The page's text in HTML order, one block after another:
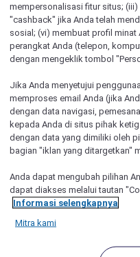
umum bersejarah: Trem 1
aperitif di teras atau
belanja Corso Buenos
perusahaan;
gym
spot terbatas, tidak dapat
mempersonalisasi fitur situs;
"cashback" jika Anda telah
sosial; (vi) membuat profil
perangkat Anda (telepon,
dengan mengeklik tombol
Jika Anda menyetujui
memproses email Anda (jika
dengan data navigasi,
kepada Anda di situs pihak
dengan data yang dimiliki oleh
bagian "iklan yang ditargetkan"
Anda dapat mengubah pilihan
dapat diakses melalui tautan
Informasi selengkapnya
Mitra kami